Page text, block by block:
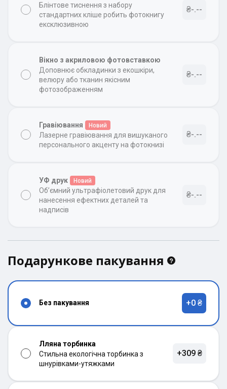
Блінтове тиснення з набору
стандартних кліше робить фотокнигу
ексклюзивною
₴-.--
Вікно з акриловою фотовставкою
Доповнює обкладинки з екошкіри,
велюру або тканин якісним
фотозображенням
₴-.--
Гравіювання Новий
Лазерне гравіювання для вишуканого
персонального акценту на фотокнизі
₴-.--
УФ друк Новий
Об’ємний ультрафіолетовий друк для
нанесення ефектних деталей та
надписів
₴-.--
Подарункове пакування
Без пакування +0 ₴
Лляна торбинка
Стильна екологічна торбинка з
шнурівками-утяжками
+309 ₴